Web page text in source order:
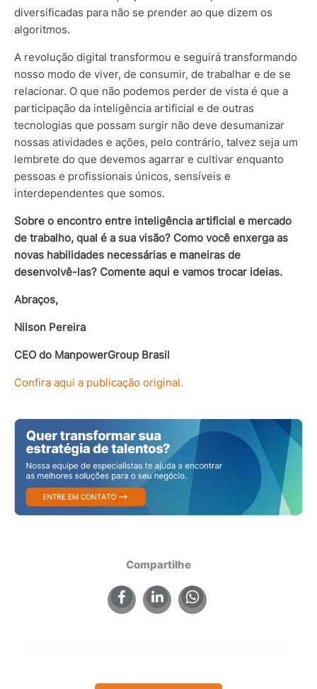
diversificadas para não se prender ao que dizem os
algoritmos.
A revolução digital transformou e seguirá transformando
nosso modo de viver, de consumir, de trabalhar e de se
relacionar. O que não podemos perder de vista é que a
participação da inteligência artificial e de outras
tecnologias que possam surgir não deve desumanizar
nossas atividades e ações, pelo contrário, talvez seja um
lembrete do que devemos agarrar e cultivar enquanto
pessoas e profissionais únicos, sensíveis e
interdependentes que somos.
Sobre o encontro entre inteligência artificial e mercado
de trabalho, qual é a sua visão? Como você enxerga as
novas habilidades necessárias e maneiras de
desenvolvê-las? Comente aqui e vamos trocar ideias.
Abraços,
Nilson Pereira
CEO do ManpowerGroup Brasil
Confira aqui a publicação original.
Compartilhe